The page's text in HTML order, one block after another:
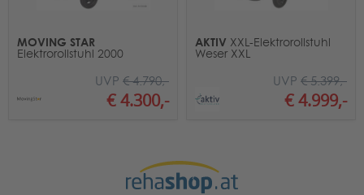
MOVING STAR
Elektrorollstuhl 2000
€ 4.300,-
UVP € 4.790,-
AKTIV XXL-Elektrorollstuhl
Weser XXL
€ 4.999,-
UVP € 5.399,-